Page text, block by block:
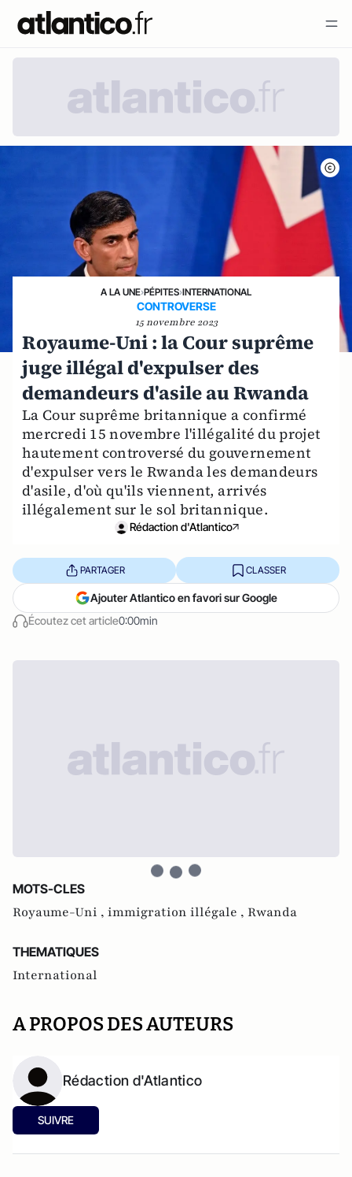
A LA UNE›PÉPITES›INTERNATIONAL
CONTROVERSE
15 novembre 2023
Royaume-Uni : la Cour suprême
juge illégal d'expulser des
demandeurs d'asile au Rwanda
La Cour suprême britannique a confirmé
mercredi 15 novembre l'illégalité du projet
hautement controversé du gouvernement
d'expulser vers le Rwanda les demandeurs
d'asile, d'où qu'ils viennent, arrivés
illégalement sur le sol britannique.
Rédaction d'Atlantico
Écoutez cet article0:00min
PARTAGER CLASSER
Ajouter Atlantico en favori sur Google
MOTS-CLES
Royaume-Uni , immigration illégale , Rwanda
THEMATIQUES
International
A PROPOS DES AUTEURS
Rédaction d'Atlantico
SUIVRE